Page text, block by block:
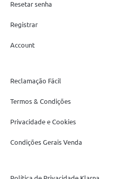
Resetar senha
Registrar
Account
Reclamação Fácil
Termos & Condições
Privacidade e Cookies
Condições Gerais Venda